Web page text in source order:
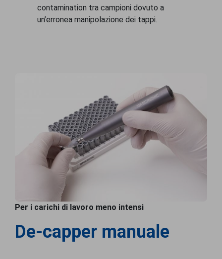
contamination tra campioni dovuto a
un’erronea manipolazione dei tappi.
Per i carichi di lavoro meno intensi
De-capper manuale